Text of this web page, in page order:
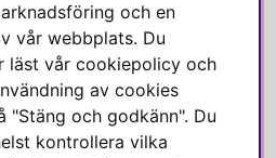
och en
vår webbplats. Du
läst vår cookiepolicy och
av cookies
"Stäng och godkänn". Du
kontrollera vilka